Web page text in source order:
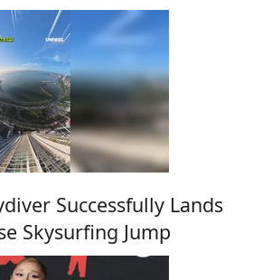
Successfully Lands
Skysurfing Jump